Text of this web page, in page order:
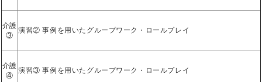
介護
③
演習② 事例を用いたグループワーク・ロールプレイ
介護
④
演習③ 事例を用いたグループワーク・ロールプレイ